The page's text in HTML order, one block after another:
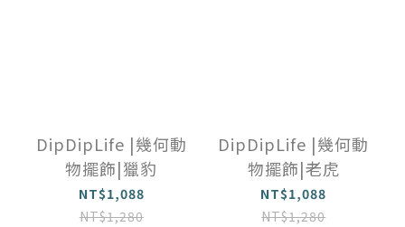
DipDipLife |幾何動
物擺飾|獵豹
NT$1,088
NT$1,280
DipDipLife |幾何動
物擺飾|老虎
NT$1,088
NT$1,280